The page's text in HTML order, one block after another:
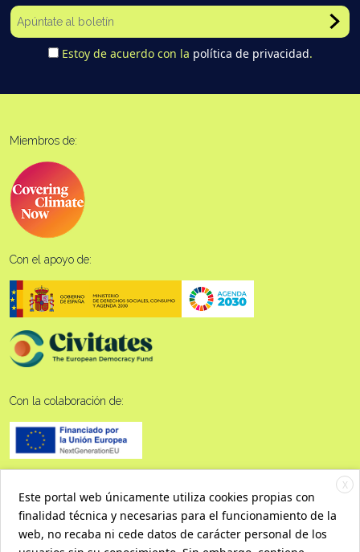
Estoy de acuerdo con la política de privacidad.
Miembros de:
Con el apoyo de:
Con la colaboración de:
X
Este portal web únicamente utiliza cookies propias con
finalidad técnica y necesarias para el funcionamiento de la
web, no recaba ni cede datos de carácter personal de los